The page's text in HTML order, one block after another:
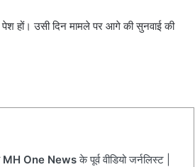
पेश हों। उसी दिन मामले पर आगे की सुनवाई की
MH One Newsके पूर्व वीडियो जर्नलिस्ट |